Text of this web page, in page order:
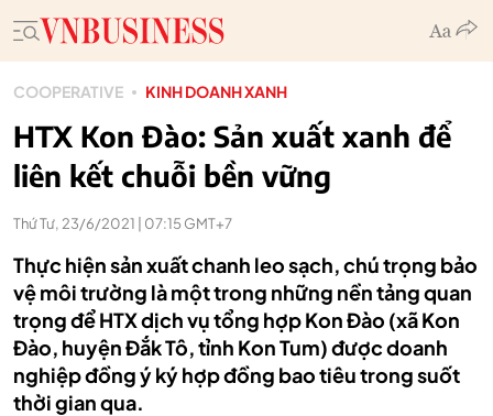
COOPERATIVE KINH DOANH XANH
HTX Kon Đào: Sản xuất xanh để
liên kết chuỗi bền vững
Thứ Tư, 23/6/2021 | 07:15 GMT+7
Thực hiện sản xuất chanh leo sạch, chú trọng bảo
vệ môi trường là một trong những nền tảng quan
trọng để HTX dịch vụ tổng hợp Kon Đào (xã Kon
Đào, huyện Đắk Tô, tỉnh Kon Tum) được doanh
nghiệp đồng ý ký hợp đồng bao tiêu trong suốt
thời gian qua.